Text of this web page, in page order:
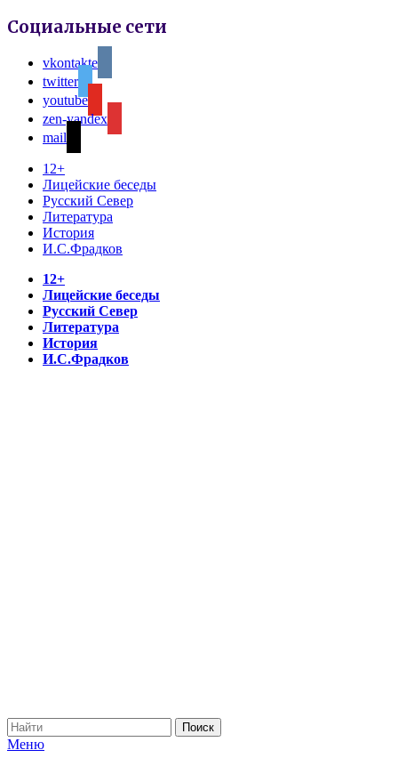
Социальные сети
vkontakte
twitter
youtube
zen-yandex
mail
12+
Лицейские беседы
Русский Север
Литература
История
И.С.Фрадков
12+
Лицейские беседы
Русский Север
Литература
История
И.С.Фрадков
Меню